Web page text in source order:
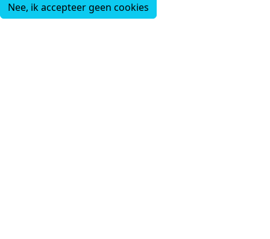
Nee, ik accepteer geen cookies